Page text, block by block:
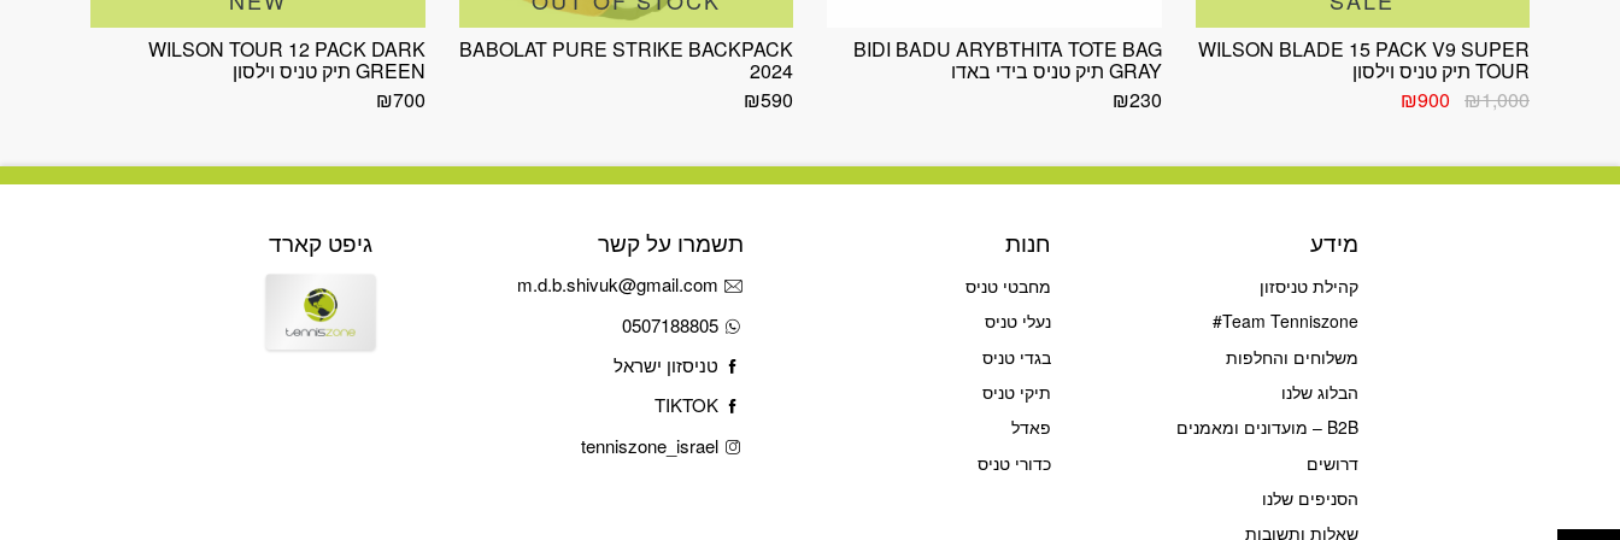
WILSON BLADE 15 PACK V9 SUPER
TOUR תיק טניס וילסון
₪1,000 המחיר
₪1,000.
₪900
₪900.
BIDI BADU ARYBTHITA TOTE BAG
GRAY תיק טניס בידי באדו
₪230
BABOLAT PURE STRIKE BACKPACK
2024
₪590
WILSON TOUR 12 PACK DARK
GREEN תיק טניס וילסון
₪700
מידע
קהילת טניסזון
Team Tenniszone#
משלוחים והחלפות
הבלוג שלנו
B2B – מועדונים ומאמנים
דרושים
הסניפים שלנו
שאלות ותשובות
חנות
מחבטי טניס
נעלי טניס
בגדי טניס
תיקי טניס
פאדל
כדורי טניס
תשמרו על קשר
m.d.b.shivuk@gmail.com
0507188805
טניסזון ישראל
TIKTOK
tenniszone_israel
גיפט קארד
פתח סרגל נגישות